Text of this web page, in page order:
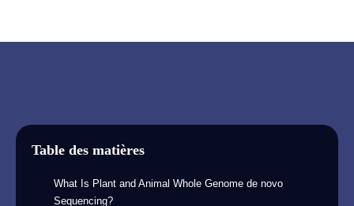
Table des matières
What Is Plant and Animal Whole Genome de novo
Sequencing?